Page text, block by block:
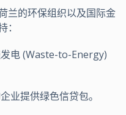
兰的环保组织以及国际金
电 (Waste-to-Energy)
业提供绿色信贷包。